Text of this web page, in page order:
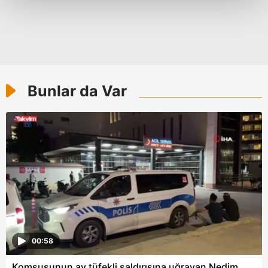
Sitemizde kendimize ve üçüncü kişilere ait çerezler
kullanılmaktadır. Bu çerezler vasıtasıyla çeşitli kişisel
verileriniz işlenmekte olup gerekli olan çerezler bilgi
toplumu hizmetlerinin sunulması amacıyla
kullanılmaktadır. Diğer çerezler, sitemizin daha işlevsel
kılınması ve kişiselleştirilmesi ve sizlere yönelik
reklam/pazarlama faaliyetlerinin yapılması, amaçlarıyla
sınırlı olarak açık rızanız dahilinde kullanılacaktır.
Çerezlere ilişkin tercihlerinizi aşağıda yer alan panel
vasıtasıyla belirleyebilirsiniz. Çerezlere ilişkin detaylı bilgi
için Ayarlar butonuna tıklayabilir,Çerez Bilgilendirme
Bunlar da Var
00:58